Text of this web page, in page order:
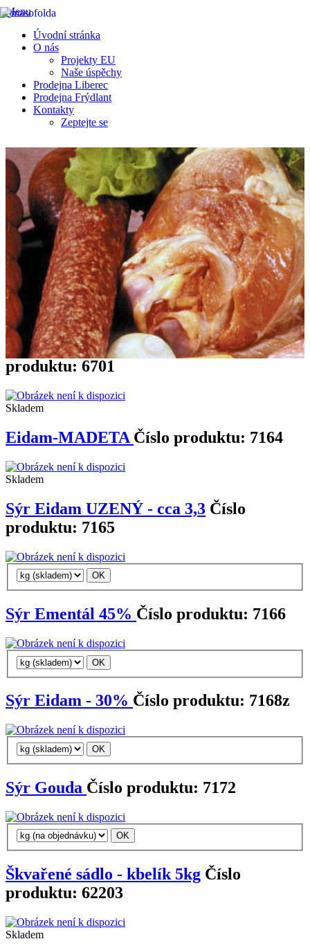
Menu
Úvodní stránka
O nás
Projekty EU
Naše úspěchy
Prodejna Liberec
Prodejna Frýdlant
Kontakty
Zeptejte se
Výroba a prodej chlazeného a mraženého masa, masných výrobků a
uzenin
FRÝDLANT V ČECHÁCH
Přihlásit|Registrace
Koloniál
Mražené - koloniál» Koloniál
Celkem nalezeno287produktů
Řadit podle:
Zobrazit jako:
Škvařené sádlo 4kg - naše výroba Číslo
produktu: 6701
Skladem
Eidam-MADETA Číslo produktu: 7164
Skladem
Sýr Eidam UZENÝ - cca 3,3 Číslo
produktu: 7165
Sýr Ementál 45% Číslo produktu: 7166
Sýr Eidam - 30% Číslo produktu: 7168z
Sýr Gouda Číslo produktu: 7172
Škvařené sádlo - kbelík 5kg Číslo
produktu: 62203
Skladem